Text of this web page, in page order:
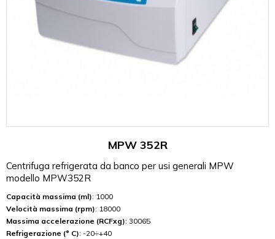
MPW 352R
Centrifuga refrigerata da banco per usi generali MPW
modello MPW352R
Capacità massima (ml): 1000
Velocità massima (rpm): 18000
Massima accelerazione (RCFxg): 30065
Refrigerazione (° C): -20÷+40